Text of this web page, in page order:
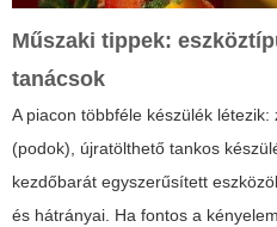
Műszaki tippek:
tanácsok
A piacon többféle készülék
(podok), újratölthető tankos
kezdőbarát egyszerűsített
és hátrányai. Ha fontos a